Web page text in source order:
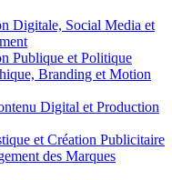
Digitale, Social Media et
Publique et Politique
Branding et Motion
Digital et Production
et Création Publicitaire
des Marques